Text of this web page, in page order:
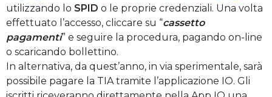
utilizzando lo SPID o le proprie credenziali. Una volta
effettuato l’accesso, cliccare su “cassetto
pagamenti” e seguire la procedura, pagando on-line
o scaricando bollettino.
In alternativa, da quest’anno, in via sperimentale, sarà
possibile pagare la TIA tramite l’applicazione IO. Gli